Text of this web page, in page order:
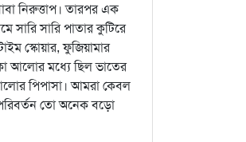
নিরুত্তাপ। তারপর এক
সারি সারি পাতার কুটিরে
স্কোয়ার, ফুজিয়ামার
আলোর মধ্যে ছিল ভাতের
পিপাসা। আমরা কেবল
পরিবর্তন তো অনেক বড়ো